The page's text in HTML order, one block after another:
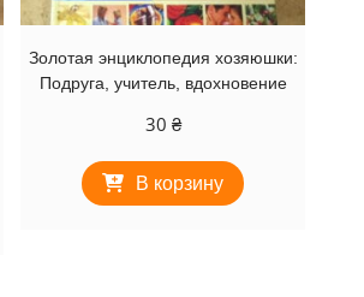
Золотая энциклопедия хозяюшки:
Подруга, учитель, вдохновение
30 ₴
В корзину